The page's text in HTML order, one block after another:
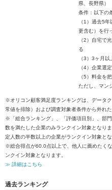
県、長野県）
条件：以下の
（1）過去5
更含む）を行
（2）自宅で
る
（3）3ヶ月
（4）企業選
（5）料金を
ただし、マン
※オリコン顧客満足度ランキングは、データ
常値を排除）および調査対象者条件から外れ
※「総合ランキング」、「評価項目別」、部
数を満たした企業のみランクイン対象となり
定人数の半数以上の企業がランクイン対象とな
※総合得点が60.0点以上で、他人に薦めたく
ンクイン対象となります。
≫ 詳細はこちら
過去ランキング